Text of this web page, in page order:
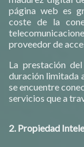
página web es
coste de la
proveedor de
La prestación
duración limitada
se encuentre
servicios que a
2. Propiedad